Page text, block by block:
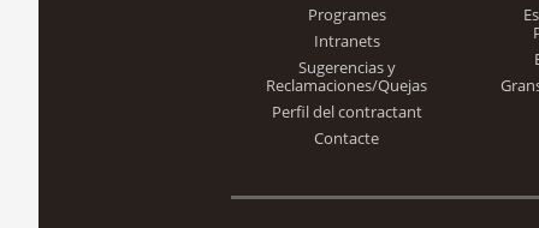
Programes
Intranets
Sugerencias y
Reclamaciones/Quejas
Perfil del contractant
Contacte